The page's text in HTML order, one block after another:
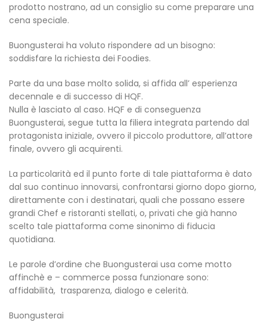
prodotto nostrano, ad un consiglio su come preparare una
cena speciale.
Buongusterai ha voluto rispondere ad un bisogno:
soddisfare la richiesta dei Foodies.
Parte da una base molto solida, si affida all’ esperienza
decennale e di successo di HQF.
Nulla è lasciato al caso. HQF e di conseguenza
Buongusterai, segue tutta la filiera integrata partendo dal
protagonista iniziale, ovvero il piccolo produttore, all’attore
finale, ovvero gli acquirenti.
La particolarità ed il punto forte di tale piattaforma è dato
dal suo continuo innovarsi, confrontarsi giorno dopo giorno,
direttamente con i destinatari, quali che possano essere
grandi Chef e ristoranti stellati, o, privati che già hanno
scelto tale piattaforma come sinonimo di fiducia
quotidiana.
Le parole d’ordine che Buongusterai usa come motto
affinchè e – commerce possa funzionare sono:
affidabilità, trasparenza, dialogo e celerità.
Buongusterai